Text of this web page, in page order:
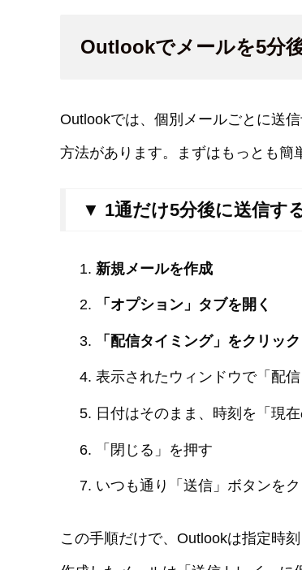
Outlookでメールを5分
Outlookでは、個別メールごとに送
方法があります。まずはもっとも簡
▼ 1通だけ5分後に送信す
新規メールを作成
「オプション」タブを開く
「配信タイミング」をクリック
表示されたウィンドウで「配
日付はそのまま、時刻を「現
「閉じる」を押す
いつも通り「送信」ボタンを
この手順だけで、Outlookは指定時